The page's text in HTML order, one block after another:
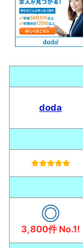
doda
3,800件 No.1!